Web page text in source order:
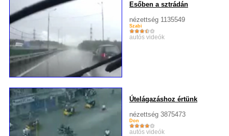
Esőben a sztrádán
nézettség 1135549
Szabi
autós videók
Útelágazáshoz értünk
nézettség 3875473
Don
autós videók